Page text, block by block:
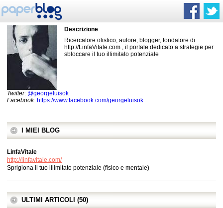
Descrizione
Ricercatore olistico, autore, blogger, fondatore di
http://LinfaVitale.com , il portale dedicato a strategie per
sbloccare il tuo illimitato potenziale
Twitter: @georgeluisok
Facebook: https://www.facebook.com/georgeluisok
I MIEI BLOG
LinfaVitale
http://linfavitale.com/
Sprigiona il tuo illimitato potenziale (fisico e mentale)
ULTIMI ARTICOLI (50)